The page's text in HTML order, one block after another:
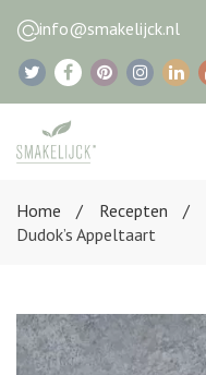
info@smakelijck.nl
Home
Recepten
Dudok’s Appeltaart